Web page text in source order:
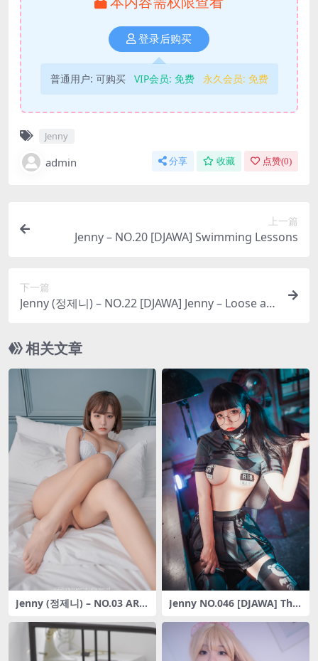
登录后购买
普通用户: 可购买 VIP会员: 免费 永久会员: 免费
Jenny
admin 分享 收藏 点赞(0)
上一篇
Jenny – NO.20 [DJAWA] Swimming Lessons
下一篇
Jenny (정제니) – NO.22 [DJAWA] Jenny – Loose an
相关文章
Jenny (정제니) – NO.03 ART
Jenny NO.046 [DJAWA] The
r)[72P-1.40GB]